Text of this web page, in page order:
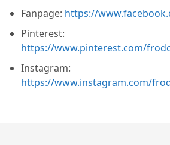
Fanpage: https://
Pinterest:
https://www.pinterest.com/
Instagram:
https://www.instagram.com/